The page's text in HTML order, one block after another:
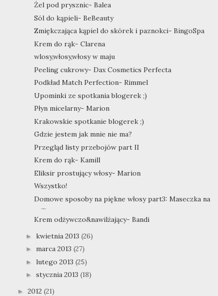
Żel pod prysznic- Balea
Sól do kąpieli- BeBeauty
Zmiękczająca kąpiel do skórek i paznokci- BingoSpa
Krem do rąk- Clarena
wlosy,włosy,włosy w maju
Peeling cukrowy- Dax Cosmetics Perfecta
Podkład Match Perfection- Rimmel
Upominki ze spotkania blogerek ;)
Płyn micelarny- Marion
Krakowskie spotkanie blogerek ;)
Gdzie jestem jak mnie nie ma?
Przegląd listy przebojów part II
Krem do rąk- Kamill
Eliksir prostujący włosy- Marion
Wszystko!
Domowe sposoby na piękne włosy part3: Maseczka na
...
Krem odżywczo&nawilżający- Bandi
► kwietnia 2013 (26)
► marca 2013 (27)
► lutego 2013 (25)
► stycznia 2013 (18)
► 2012 (21)